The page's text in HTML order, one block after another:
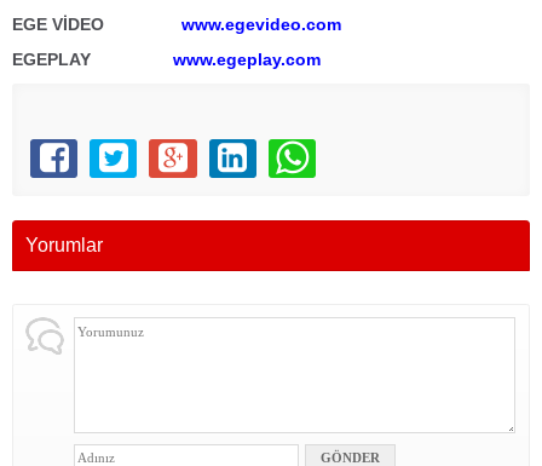
EGE VİDEO www.egevideo.com
EGEPLAY www.egeplay.com
Yorumlar